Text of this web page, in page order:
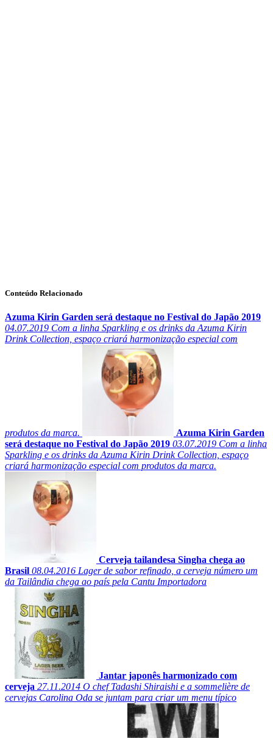
Conteúdo Relacionado
Azuma Kirin Garden será destaque no Festival do Japão 2019
04.07.2019 Com a linha Sparkling e os drinks da Azuma Kirin
Drink Collection, espaço criará harmonização especial com
produtos da marca.
Azuma Kirin Garden
será destaque no Festival do Japão 2019 03.07.2019 Com a linha
Sparkling e os drinks da Azuma Kirin Drink Collection, espaço
criará harmonização especial com produtos da marca.
Cerveja tailandesa Singha chega ao
Brasil 08.04.2016 Lager de sabor refinado, a cerveja número um
da Tailândia chega ao país pela Cantu Importadora
Jantar japonês harmonizado com
cerveja 27.11.2014 O chef Tadashi Shiraishi e a sommelière de
cervejas Carolina Oda se juntam para criar um menu típico